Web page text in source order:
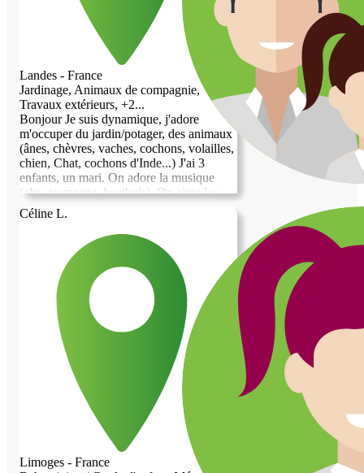
Landes - France
Jardinage, Animaux de compagnie,
Travaux extérieurs, +2...
Bonjour Je suis dynamique, j'adore
m'occuper du jardin/potager, des animaux
(ânes, chèvres, vaches, cochons, volailles,
chien, Chat, cochons d'Inde...) J'ai 3
enfants, un mari. On adore la musique
(alto, trompette, hautbois). On aime les
balades Loin de la foule, les vacances
pour faire des rencontres.
Céline L.
Limoges - France